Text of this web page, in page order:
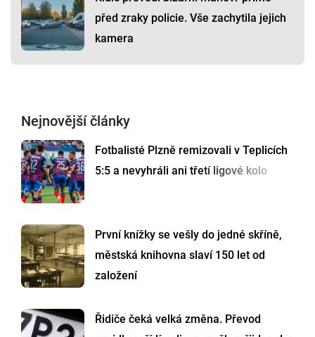
před zraky policie. Vše zachytila jejich
kamera
Nejnovější články
Fotbalisté Plzně remizovali v Teplicích
5:5 a nevyhráli ani třetí ligové kolo
První knížky se vešly do jedné skříně,
městská knihovna slaví 150 let od
založení
Řidiče čeká velká změna. Převod